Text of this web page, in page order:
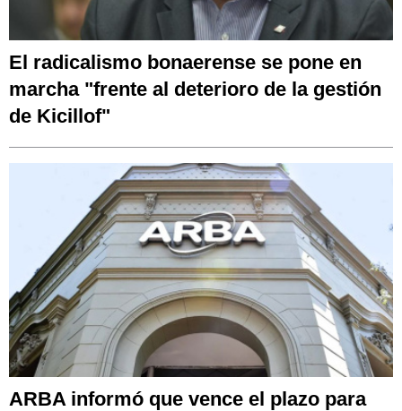
El radicalismo bonaerense se pone en
marcha "frente al deterioro de la gestión
de Kicillof"
ARBA informó que vence el plazo para